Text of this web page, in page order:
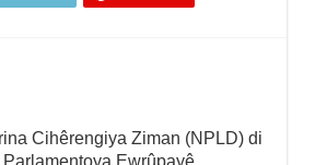
Cihêrengiya Ziman (NPLD) di